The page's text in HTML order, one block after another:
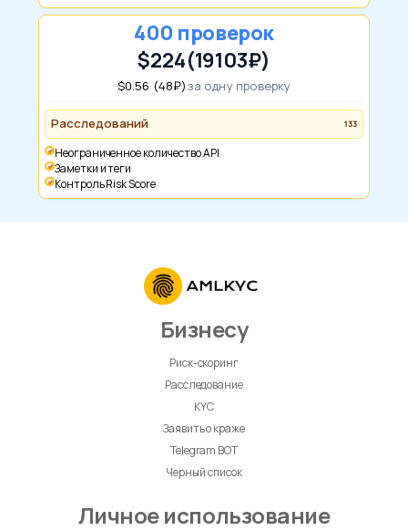
400 проверок
$224(19103₽)
$0.56 (48₽)за одну проверку
Расследований 133
Неограниченное количество API
Заметки и теги
Контроль Risk Score
Бизнесу
Риск-скоринг
Расследование
KYC
Заявить о краже
Telegram BOT
Черный список
Личное использование